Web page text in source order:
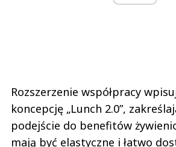
Rozszerzenie współpracy
koncepcję „Lunch 2.0”,
podejście do benefitów
mają być elastyczne i łatwo